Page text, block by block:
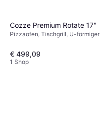
Cozze Premium Rotate 17"
Pizzaofen, Tischgrill, U-förmiger
€ 499,09
1 Shop